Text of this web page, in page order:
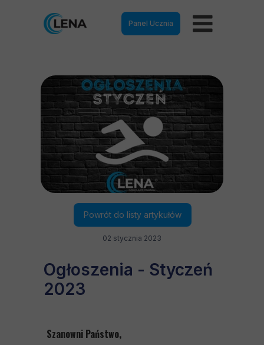
Panel Ucznia
Powrót do listy artykułów
02 stycznia 2023
Ogłoszenia - Styczeń
2023
Szanowni Państwo,